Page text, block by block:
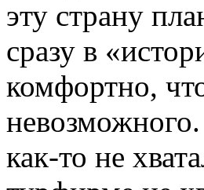
эту страну
сразу в
комфортно,
как-то не